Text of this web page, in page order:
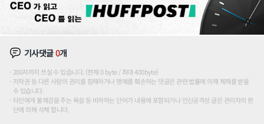
기사댓글0개
200자까지 쓰실 수 있습니다. (현재 0 byte / 최대 400byte)
저작권 등 다른 사람의 권리를 침해하거나 명예를 훼손하는 댓글은 관련 법률에 의해 제재를 받을
수 있습니다.
타인에게 불쾌감을 주는 욕설 등 비하하는 단어가 내용에 포함되거나 인신공격성 글은 관리자의 판
단에 의해 삭제 합니다.